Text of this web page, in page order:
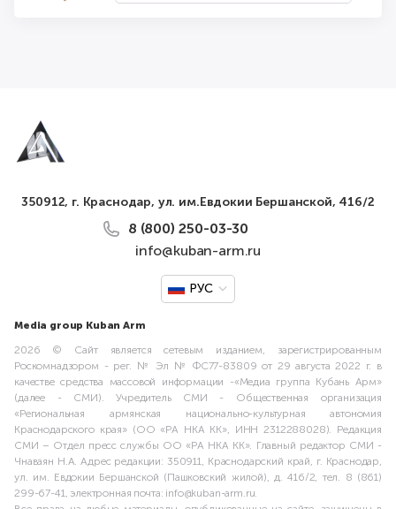
350912, г. Краснодар, ул. им.Евдокии Бершанской, 416/2
8 (800) 250-03-30
info@kuban-arm.ru
РУС
Media group Kuban Arm
2026 © Сайт является сетевым изданием, зарегистрированным
Роскомнадзором - рег. № Эл № ФС77-83809 от 29 августа 2022 г. в
качестве средства массовой информации -«Медиа группа Кубань Арм»
(далее - СМИ). Учредитель СМИ - Общественная организация
«Региональная армянская национально-культурная автономия
Краснодарского края» (ОО «РА НКА КК», ИНН 2312288028). Редакция
СМИ – Отдел пресс службы ОО «РА НКА КК». Главный редактор СМИ -
Чнаваян Н.А. Адрес редакции: 350911, Краснодарский край, г. Краснодар,
ул. им. Евдокии Бершанской (Пашковский жилой), д. 416/2, тел. 8 (861)
299-67-41, электронная почта: info@kuban-arm.ru.